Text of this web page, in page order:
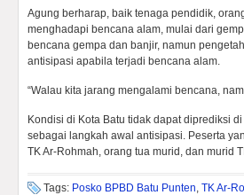
Agung berharap, baik tenaga pendidik,
menghadapi bencana alam, mulai dari
bencana gempa dan banjir, namun
antisipasi apabila terjadi bencana alam.
“Walau kita jarang mengalami bencana,
Kondisi di Kota Batu tidak dapat diprediksi
sebagai langkah awal antisipasi. Peserta
TK Ar-Rohmah, orang tua murid, dan murid
Tags: Posko BPBD Batu Punten, TK Ar-